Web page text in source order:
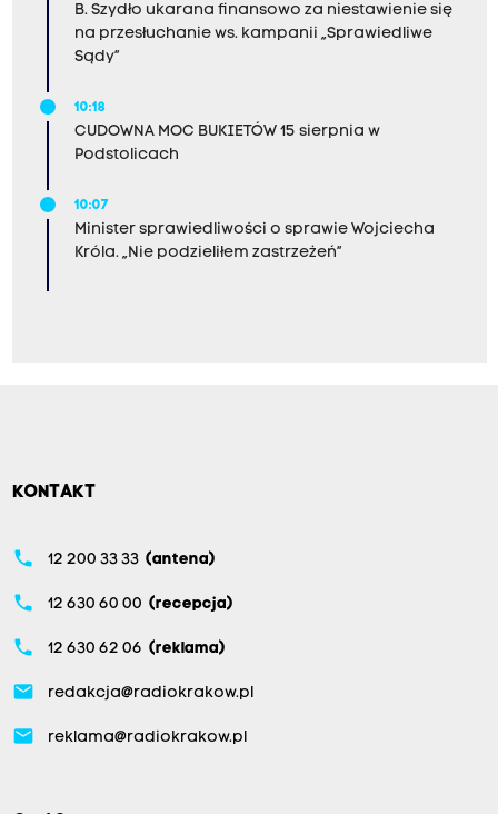
B. Szydło ukarana finansowo za niestawienie się
na przesłuchanie ws. kampanii „Sprawiedliwe
Sądy”
10:18
CUDOWNA MOC BUKIETÓW 15 sierpnia w
Podstolicach
10:07
Minister sprawiedliwości o sprawie Wojciecha
Króla. „Nie podzieliłem zastrzeżeń”
KONTAKT
phone 12 200 33 33 (antena)
phone 12 630 60 00 (recepcja)
phone 12 630 62 06 (reklama)
email redakcja@radiokrakow.pl
email reklama@radiokrakow.pl